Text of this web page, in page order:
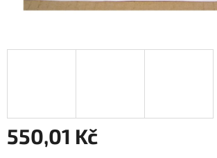
550,01 Kč